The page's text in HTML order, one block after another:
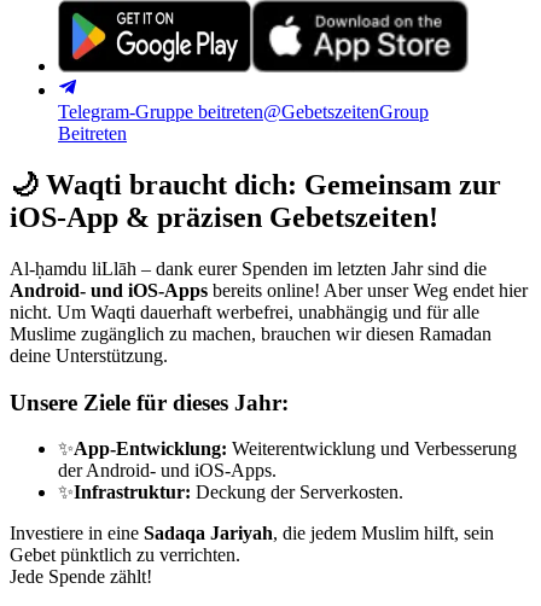
Telegram-Gruppe beitreten@GebetszeitenGroup
Beitreten
🌙 Waqti braucht dich: Gemeinsam zur
iOS-App & präzisen Gebetszeiten!
Al-ḥamdu liLlāh – dank eurer Spenden im letzten Jahr sind die
Android- und iOS-Apps bereits online! Aber unser Weg endet hier
nicht. Um Waqti dauerhaft werbefrei, unabhängig und für alle
Muslime zugänglich zu machen, brauchen wir diesen Ramadan
deine Unterstützung.
Unsere Ziele für dieses Jahr:
✨App-Entwicklung: Weiterentwicklung und Verbesserung
der Android- und iOS-Apps.
✨Infrastruktur: Deckung der Serverkosten.
Investiere in eine Sadaqa Jariyah, die jedem Muslim hilft, sein
Gebet pünktlich zu verrichten.
Jede Spende zählt!